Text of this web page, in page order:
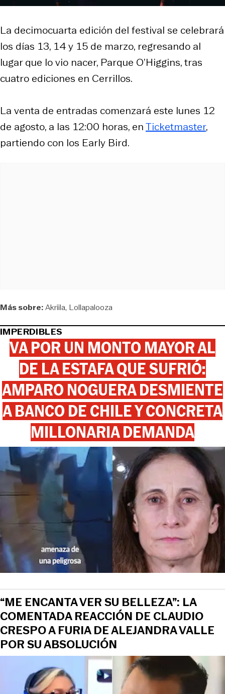
La decimocuarta edición del festival se celebrará
los días 13, 14 y 15 de marzo, regresando al
lugar que lo vio nacer, Parque O’Higgins, tras
cuatro ediciones en Cerrillos.
La venta de entradas comenzará este lunes 12
de agosto, a las 12:00 horas, enTicketmaster,
partiendo con los Early Bird.
Más sobre:Akriila Lollapalooza
IMPERDIBLES
VA POR UN MONTO MAYOR AL
DE LA ESTAFA QUE SUFRIÓ:
AMPARO NOGUERA DESMIENTE
A BANCO DE CHILE Y CONCRETA
MILLONARIA DEMANDA
“ME ENCANTA VER SU BELLEZA”: LA
COMENTADA REACCIÓN DE CLAUDIO
CRESPO A FURIA DE ALEJANDRA VALLE
POR SU ABSOLUCIÓN